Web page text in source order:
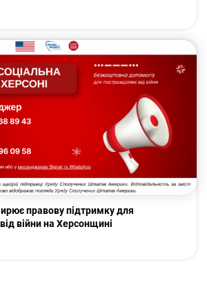
правову підтримку для
війни на Херсонщині